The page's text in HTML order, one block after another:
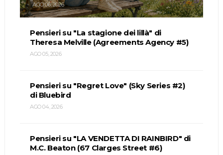
AGO 06, 2026
Pensieri su "La stagione dei lillà" di
Theresa Melville (Agreements Agency #5)
AGO 05, 2026
Pensieri su "Regret Love" (Sky Series #2)
di Bluebird
AGO 04, 2026
Pensieri su "LA VENDETTA DI RAINBIRD" di
M.C. Beaton (67 Clarges Street #6)